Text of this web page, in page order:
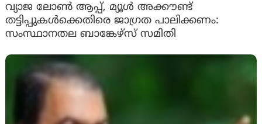
വ്യാജ ലോൺ ആപ്പ്, മ്യൂൾ അക്കൗണ്ട്
തട്ടിപ്പുകൾക്കെതിരെ ജാ​ഗ്രത പാലിക്കണം:
സംസ്ഥാനതല ബാങ്കേഴ്സ് സമിതി